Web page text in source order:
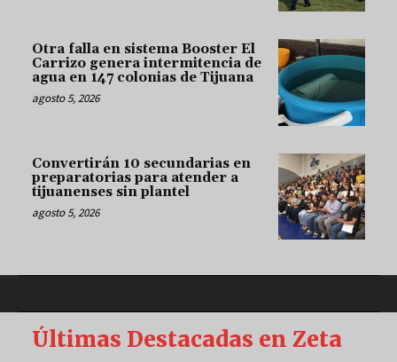
Otra falla en sistema Booster El
Carrizo genera intermitencia de
agua en 147 colonias de Tijuana
agosto 5, 2026
Convertirán 10 secundarias en
preparatorias para atender a
tijuanenses sin plantel
agosto 5, 2026
Últimas Destacadas en Zeta